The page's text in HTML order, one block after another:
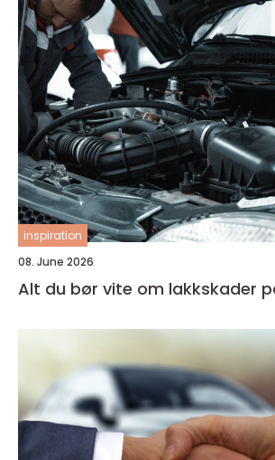
inspiration
08. June 2026
Alt du bør vite om lakkskader